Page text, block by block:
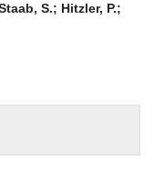
S.; Hitzler, P.;